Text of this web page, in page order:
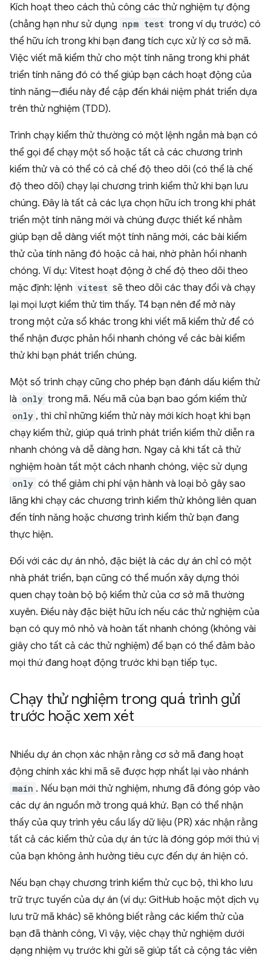
Kích hoạt theo cách thủ công các thử nghiệm tự động
(chẳng hạn như sử dụng npm test trong ví dụ trước) có
thể hữu ích trong khi bạn đang tích cực xử lý cơ sở mã.
Việc viết mã kiểm thử cho một tính năng trong khi phát
triển tính năng đó có thể giúp bạn cách hoạt động của
tính năng—điều này đề cập đến khái niệm phát triển dựa
trên thử nghiệm (TDD).
Trình chạy kiểm thử thường có một lệnh ngắn mà bạn có
thể gọi để chạy một số hoặc tất cả các chương trình
kiểm thử và có thể có cả chế độ theo dõi (có thể là chế
độ theo dõi) chạy lại chương trình kiểm thử khi bạn lưu
chúng. Đây là tất cả các lựa chọn hữu ích trong khi phát
triển một tính năng mới và chúng được thiết kế nhằm
giúp bạn dễ dàng viết một tính năng mới, các bài kiểm
thử của tính năng đó hoặc cả hai, nhờ phản hồi nhanh
chóng. Ví dụ: Vitest hoạt động ở chế độ theo dõi theo
mặc định: lệnh vitest sẽ theo dõi các thay đổi và chạy
lại mọi lượt kiểm thử tìm thấy. T4 bạn nên để mở này
trong một cửa sổ khác trong khi viết mã kiểm thử để có
thể nhận được phản hồi nhanh chóng về các bài kiểm
thử khi bạn phát triển chúng.
Một số trình chạy cũng cho phép bạn đánh dấu kiểm thử
là only trong mã. Nếu mã của bạn bao gồm kiểm thử
only , thì chỉ những kiểm thử này mới kích hoạt khi bạn
chạy kiểm thử, giúp quá trình phát triển kiểm thử diễn ra
nhanh chóng và dễ dàng hơn. Ngay cả khi tất cả thử
nghiệm hoàn tất một cách nhanh chóng, việc sử dụng
only có thể giảm chi phí vận hành và loại bỏ gây sao
lãng khi chạy các chương trình kiểm thử không liên quan
đến tính năng hoặc chương trình kiểm thử bạn đang
thực hiện.
Đối với các dự án nhỏ, đặc biệt là các dự án chỉ có một
nhà phát triển, bạn cũng có thể muốn xây dựng thói
quen chạy toàn bộ bộ kiểm thử của cơ sở mã thường
xuyên. Điều này đặc biệt hữu ích nếu các thử nghiệm của
bạn có quy mô nhỏ và hoàn tất nhanh chóng (không vài
giây cho tất cả các thử nghiệm) để bạn có thể đảm bảo
mọi thứ đang hoạt động trước khi bạn tiếp tục.
Chạy thử nghiệm trong quá trình gửi
trước hoặc xem xét
Nhiều dự án chọn xác nhận rằng cơ sở mã đang hoạt
động chính xác khi mã sẽ được hợp nhất lại vào nhánh
main . Nếu bạn mới thử nghiệm, nhưng đã đóng góp vào
các dự án nguồn mở trong quá khứ. Bạn có thể nhận
thấy của quy trình yêu cầu lấy dữ liệu (PR) xác nhận rằng
tất cả các kiểm thử của dự án tức là đóng góp mới thú vị
của bạn không ảnh hưởng tiêu cực đến dự án hiện có.
Nếu bạn chạy chương trình kiểm thử cục bộ, thì kho lưu
trữ trực tuyến của dự án (ví dụ: GitHub hoặc một dịch vụ
lưu trữ mã khác) sẽ không biết rằng các kiểm thử của
bạn đã thành công, Vì vậy, việc chạy thử nghiệm dưới
dạng nhiệm vụ trước khi gửi sẽ giúp tất cả cộng tác viên